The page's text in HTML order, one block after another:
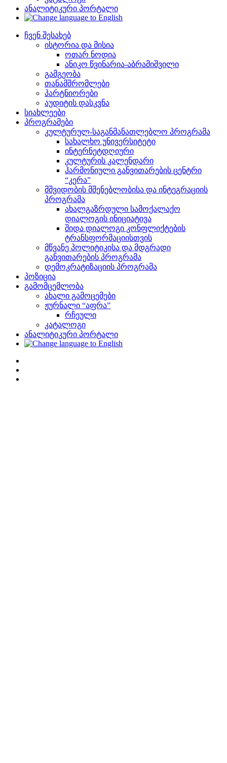
ანალიტიკური პორტალი
ჩვენ შესახებ
ისტორია და მისია
ოთარ ნოდია
ანიკო წვინარია-აბრამიშვილი
გამგეობა
თანამშრომლები
პარტნიორები
აუდიტის დასკვნა
სიახლეები
პროგრამები
კულტურულ-საგანმანათლებლო პროგრამა
სახალხო უნივერსიტეტი
ინტერნეტდღიური
კულტურის კალენდარი
ჰარმონიული განვითარების ცენტრი
“კერა”
მშვიდობის მშენებლობისა და ინტეგრაციის
პროგრამა
ახალგაზრდული სამოქალაქო
დიალოგის ინიციატივა
შიდა დიალოგი კონფლიქტების
ტრანსფორმაციისთვის
მწვანე პოლიტიკისა და მდგრადი
განვითარების პროგრამა
დემოკრატიზაციის პროგრამა
პოზიცია
გამომცემლობა
ახალი გამოცემები
ჟურნალი “აფრა”
რჩეული
კატალოგი
ანალიტიკური პორტალი